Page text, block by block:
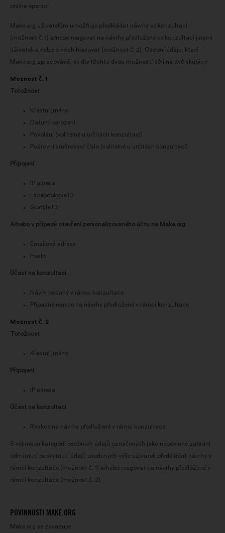
online operací.
Make.org uživatelům umožňuje předkládat návrhy ke konzultaci
(možnost č. 1) a/nebo reagovat na návrhy předložené ke konzultaci jinými
uživateli a nebo o noch hlasovat (možnost č. 2). Osobní údaje, které
Make.org zpracovává, se dle těchto dvou možností dělí na dvě skupiny:
Možnost č. 1
Totožnost
Křestní jméno
Datum narození
Povolání (volitelné u určitých konzultací)
Poštovní směrovací číslo (volitelné u určitých konzultací)
Připojení
IP adresa
Facebookové ID
Google ID
A/nebo v případě otevření personalizovaného účtu na Make.org
Emailová adresa
Heslo
Účast na konzultaci
Návrh podaný v rámci konzultace
Případné reakce na návrhy předložené v rámci konzultace
Možnost č. 2
Totožnost
Křestní jméno
Připojení
IP adresa
Účast na konzultaci
Reakce na návrhy předložené v rámci konzultace
S výjimkou kategorií osobních údajů označených jako nepovinné zabrání
odmítnutí poskytnutí údajů uvedených výše uživateli předkládat návrhy v
rámci konzultace (možnost č. 1) a/nebo reagovat na návrhy předložené v
rámci konzultace (možnost č. 2).
POVINNOSTI MAKE.ORG
Make.org se zavazuje: